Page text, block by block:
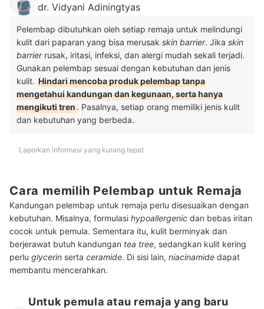
dr. Vidyani Adiningtyas
Pelembap dibutuhkan oleh setiap remaja untuk melindungi
kulit dari paparan yang bisa merusak skin barrier. Jika skin
barrierrusak, iritasi, infeksi, dan alergi mudah sekali terjadi.
Gunakan pelembap sesuai dengan kebutuhan dan jenis
kulit. Hindari mencoba produk pelembap tanpa
mengetahui kandungan dan kegunaan, serta hanya
mengikuti tren. Pasalnya, setiap orang memiliki jenis kulit
dan kebutuhan yang berbeda.
Laporkan informasi yang kurang tepat
Cara memilih Pelembap untuk Remaja
Kandungan pelembap untuk remaja perlu disesuaikan dengan
kebutuhan. Misalnya, formulasi hypoallergenic dan bebas iritan
cocok untuk pemula. Sementara itu, kulit berminyak dan
berjerawat butuh kandungan tea tree, sedangkan kulit kering
perlu glycerin serta ceramide. Di sisi lain, niacinamide dapat
membantu mencerahkan.
Untuk pemula atau remaja yang baru